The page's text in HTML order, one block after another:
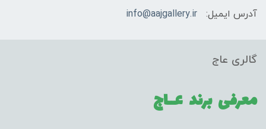
آدرس ایمیل:
info@aajgallery.ir
گالری عاج
معرفی برند عــاج